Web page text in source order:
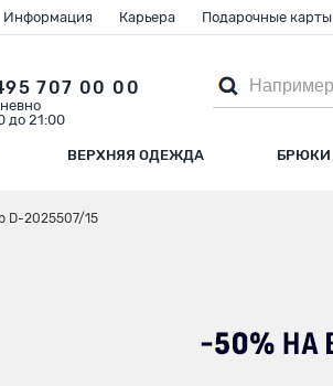
ВЕРХНЯЯ ОДЕЖДА БРЮКИ
707 00 00
до 21:00
Информация Карьера Подарочные карты
D-2025507/15